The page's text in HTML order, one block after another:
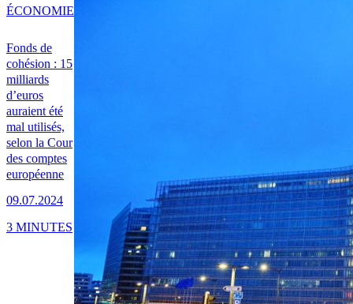
Fonds de
cohésion : 15
milliards
d’euros
auraient été
mal utilisés,
selon la Cour
des comptes
européenne
09.07.2024
ÉCONOMIE
3 MINUTES